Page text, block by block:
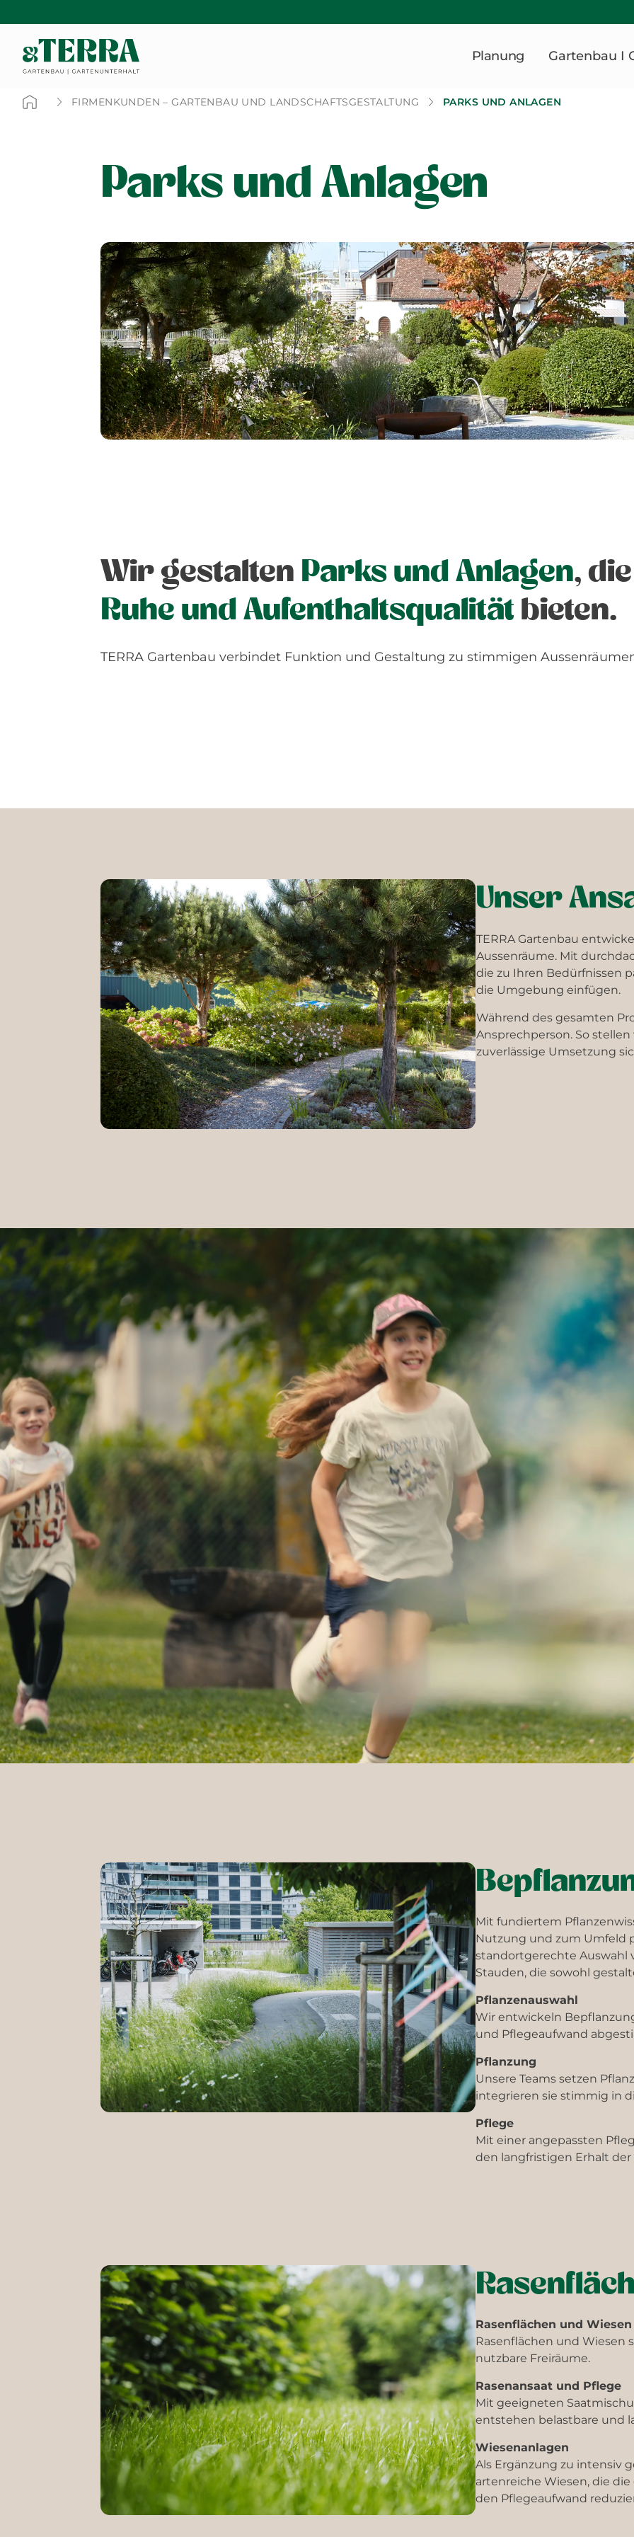
Planung Gartenbau I
FIRMENKUNDEN – GARTENBAU UND LANDSCHAFTSGESTALTUNG PARKS UND ANLAGEN
Parks und Anlagen
Wir gestalten Parks und Anlagen, die
Ruhe und Aufenthaltsqualität bieten.
TERRA Gartenbau verbindet Funktion und Gestaltung zu stimmigen
Unser
TERRA Gartenbau
Aussenräume. Mit
die zu Ihren Bedürfnissen
die Umgebung einfügen.
Während des gesamten
Ansprechperson. So
zuverlässige Umsetzung
Mit fundiertem
Nutzung und zum Umfeld
standortgerechte Auswahl
Stauden, die sowohl
Pflanzenauswahl
Wir entwickeln
und Pflegeaufwand
Pflanzung
Unsere Teams setzen
integrieren sie stimmig in
Pflege
Mit einer angepassten
den langfristigen Erhalt der
Rasenflächen und Wiesen
Rasenflächen und Wiesen
nutzbare Freiräume.
Rasenansaat und Pflege
Mit geeigneten
entstehen belastbare und
Wiesenanlagen
Als Ergänzung zu intensiv
artenreiche Wiesen, die
den Pflegeaufwand